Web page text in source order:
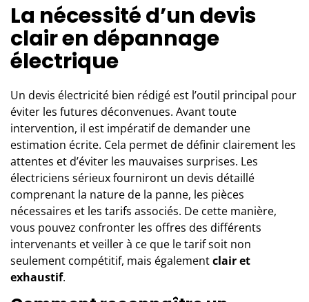
La nécessité d’un devis
clair en dépannage
électrique
Un devis électricité bien rédigé est l’outil principal pour
éviter les futures déconvenues. Avant toute
intervention, il est impératif de demander une
estimation écrite. Cela permet de définir clairement les
attentes et d’éviter les mauvaises surprises. Les
électriciens sérieux fourniront un devis détaillé
comprenant la nature de la panne, les pièces
nécessaires et les tarifs associés. De cette manière,
vous pouvez confronter les offres des différents
intervenants et veiller à ce que le tarif soit non
seulement compétitif, mais égalementclair et
exhaustif.